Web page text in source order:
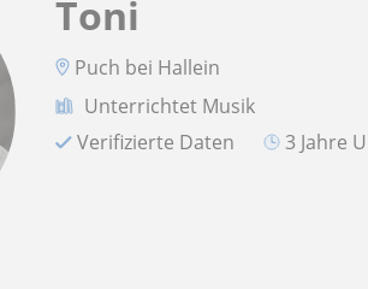
Toni
Puch bei Hallein
Unterrichtet Musik
Verifizierte Daten
3